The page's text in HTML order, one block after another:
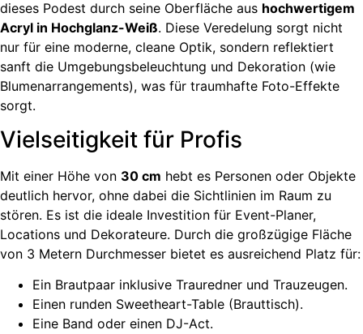
dieses Podest durch seine Oberfläche aus hochwertigem
Acryl in Hochglanz-Weiß. Diese Veredelung sorgt nicht
nur für eine moderne, cleane Optik, sondern reflektiert
sanft die Umgebungsbeleuchtung und Dekoration (wie
Blumenarrangements), was für traumhafte Foto-Effekte
sorgt.
Vielseitigkeit für Profis
Mit einer Höhe von 30 cm hebt es Personen oder Objekte
deutlich hervor, ohne dabei die Sichtlinien im Raum zu
stören. Es ist die ideale Investition für Event-Planer,
Locations und Dekorateure. Durch die großzügige Fläche
von 3 Metern Durchmesser bietet es ausreichend Platz für:
Ein Brautpaar inklusive Trauredner und Trauzeugen.
Einen runden Sweetheart-Table (Brauttisch).
Eine Band oder einen DJ-Act.